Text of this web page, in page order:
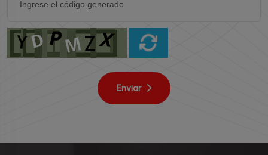
Enviar